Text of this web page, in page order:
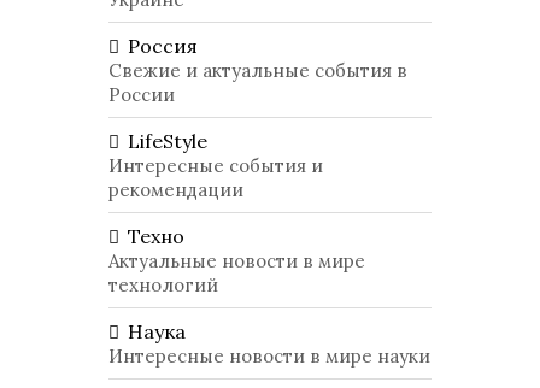
Россия
Свежие и актуальные события в
России
LifeStyle
Интересные события и
рекомендации
Техно
Актуальные новости в мире
технологий
Наука
Интересные новости в мире науки